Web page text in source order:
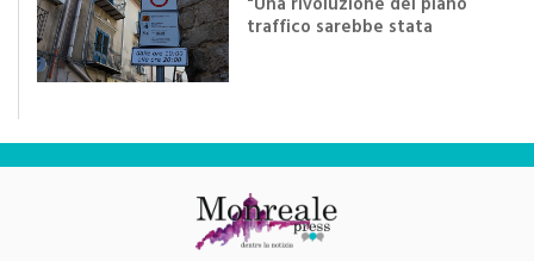
diRedazione
"Una rivoluzione del piano